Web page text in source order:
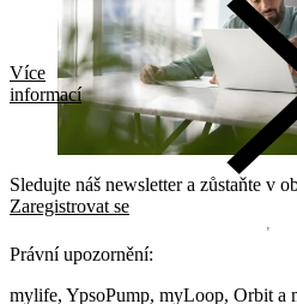
Více
informací
Sledujte náš newsletter a zůstaňte v
Zaregistrovat se
Právní upozornění:
mylife, YpsoPump, myLoop, Orbit a